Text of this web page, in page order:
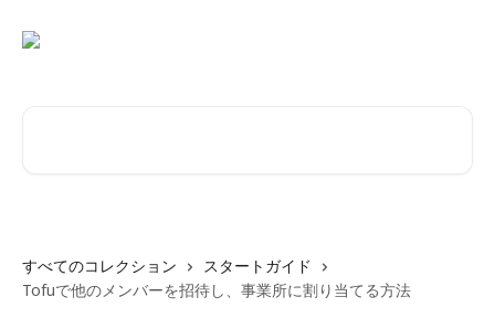
すべてのコレクション
スタートガイド
Tofuで他のメンバーを招待し、事業所に割り当てる方法